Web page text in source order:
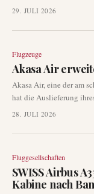
erhebliche
Auswirkungen auf die
29. JULI 2026
Flugzeuge
Akasa Air
Akasa Air, eine der am
hat die Auslieferung
gegeben. Diese neue
unterstreicht die
28. JULI 2026
Fluggesellschaften
SWISS Airbus
Kabine nach